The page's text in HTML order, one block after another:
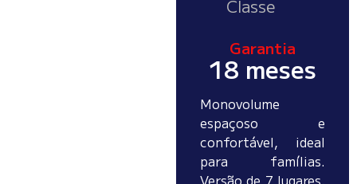
Classe
Garantia
18 meses
Monovolume
espaçoso e
confortável, ideal
para famílias.
Versão de 7 lugares,